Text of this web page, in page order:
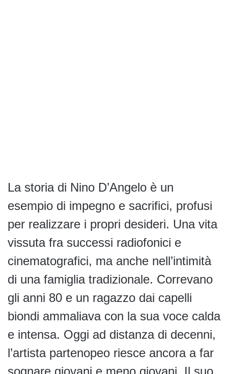
La storia di Nino D’Angelo è un
esempio di impegno e sacrifici, profusi
per realizzare i propri desideri. Una vita
vissuta fra successi radiofonici e
cinematografici, ma anche nell’intimità
di una famiglia tradizionale. Correvano
gli anni 80 e un ragazzo dai capelli
biondi ammaliava con la sua voce calda
e intensa. Oggi ad distanza di decenni,
l’artista partenopeo riesce ancora a far